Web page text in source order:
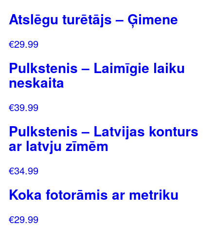
Atslēgu turētājs – Ģimene
€29.99
Pulkstenis – Laimīgie laiku
neskaita
€39.99
Pulkstenis – Latvijas konturs
ar latvju zīmēm
€34.99
Koka fotorāmis ar metriku
€29.99